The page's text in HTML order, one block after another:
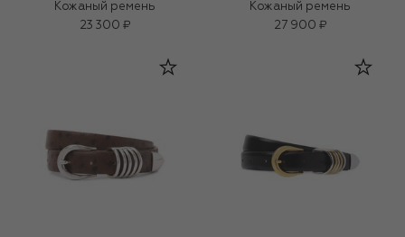
Кожаный ремень
23 300 ₽
Кожаный ремень
27 900 ₽